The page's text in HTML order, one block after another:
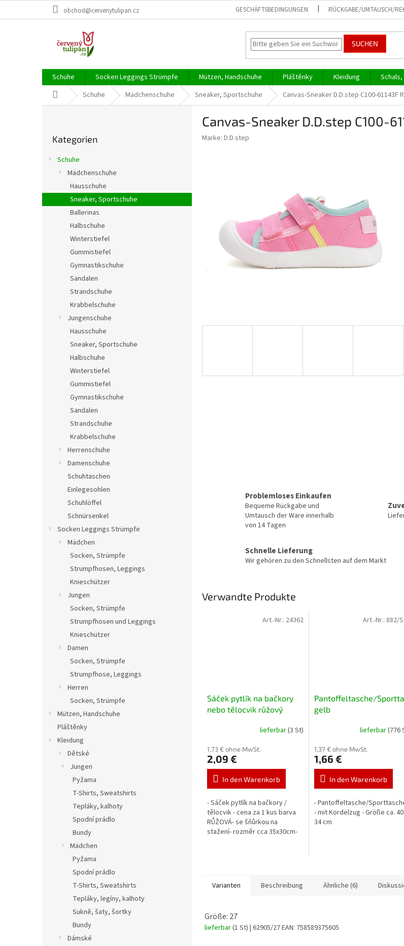
obchod@cervenytulipan.cz GESCHÄFTSBEDINGUNGEN RÜCKGABE/UMTAUSCH/
SUCHEN
Schuhe Socken Leggings Strümpfe Mützen, Handschuhe Pláštěnky Kleidung
StartseiteSchuhe Mädchenschuhe Sneaker, Sportschuhe Canvas-Sneaker D.D.step C100-61143F
überspringen
Kategorien
Schuhe
Mädchenschuhe
Hausschuhe
Sneaker, Sportschuhe
Ballerinas
Halbschuhe
Winterstiefel
Gummistiefel
Gymnastikschuhe
Sandalen
Strandschuhe
Krabbelschuhe
Jungenschuhe
Hausschuhe
Sneaker, Sportschuhe
Halbschuhe
Winterstiefel
Gummistiefel
Gymnastikschuhe
Sandalen
Strandschuhe
Krabbelschuhe
Herrenschuhe
Damenschuhe
Schuhtaschen
Einlegesohlen
Schuhlöffel
Schnürsenkel
Socken Leggings Strümpfe
Mädchen
Socken, Strümpfe
Strumpfhosen, Leggings
Knieschützer
Jungen
Socken, Strümpfe
Strumpfhosen und Leggings
Knieschützer
Damen
Socken, Strümpfe
Strumpfhose, Leggings
Herren
Socken, Strümpfe
Mützen, Handschuhe
Pláštěnky
Kleidung
Dětské
Jungen
Pyžama
T-Shirts, Sweatshirts
Tepláky, kalhoty
Spodní prádlo
Bundy
Mädchen
Pyžama
Spodní prádlo
T-Shirts, Sweatshirts
Tepláky, legíny, kalhoty
Sukně, šaty, šortky
Bundy
Dámské
Canvas-Sneaker D.D.step C100-
Marke: D.D.step
Problemloses Einkaufen
Bequeme Rückgabe und
Umtausch der Ware innerhalb
von 14 Tagen
Schnelle Lieferung
Wir gehören zu den Schnellsten auf dem Markt
Verwandte Produkte
Sáček pytlík na bačkory
nebo tělocvik růžový
lieferbar(3 St)
1,73 € ohne MwSt.
2,09 €
In den Warenkorb
- Sáček pytlík na bačkory /
tělocvik - cena za 1 kus barva
RŮŽOVÁ- se šňůrkou na
stažení- rozměr cca 35x30cm-
Art.-Nr.: 24362
Pantoffeltasche/
gelb
lieferbar(776
1,37 € ohne MwSt.
1,66 €
In den Warenkorb
- Pantoffeltasche/
- mit Kordelzug - Größe ca.
34 cm
Art.-Nr.: 882/
Varianten Beschreibung Ähnliche (6)
Größe: 27
lieferbar(1 St) | 62905/27EAN: 758589375605